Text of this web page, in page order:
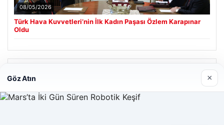
08/05/2026
Türk Hava Kuvvetleri’nin İlk Kadın Paşası Özlem Karapınar
Oldu
Göz Atın ×